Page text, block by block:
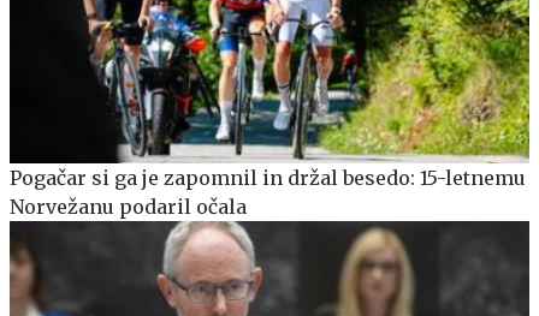
Pogačar si ga je zapomnil in držal besedo: 15-letnemu
Norvežanu podaril očala